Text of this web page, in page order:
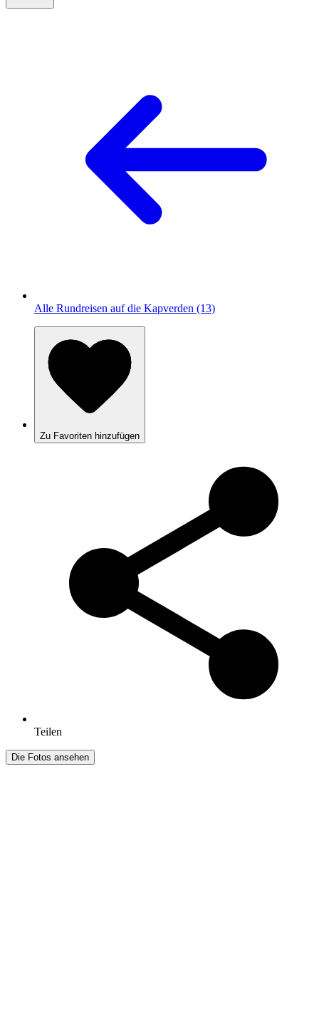
Alle Rundreisen auf die Kapverden (13)
Zu Favoriten hinzufügen
Teilen
Die Fotos ansehen